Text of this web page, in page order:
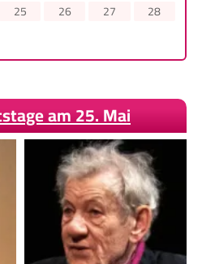
25 26 27
28
am 25. Mai